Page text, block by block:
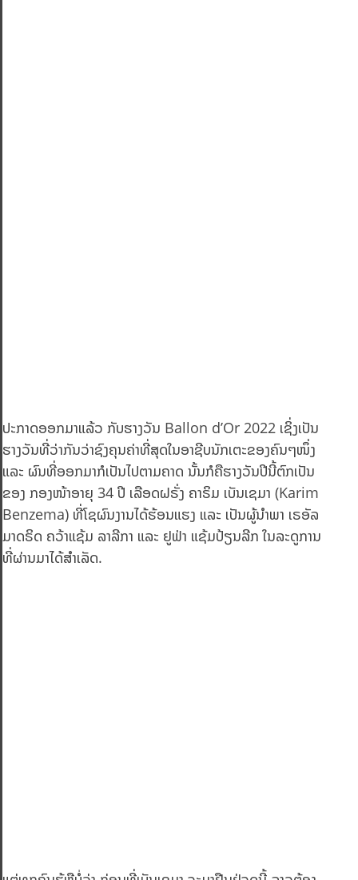
ປະກາດອອກມາແລ້ວ ກັບຮາງວັນ Ballon d’Or 2022 ເຊິ່ງເປັນ
ຮາງວັນທີ່ວ່າກັນວ່າຊົງຄຸນຄ່າທີ່ສຸດໃນອາຊີບນັກເຕະຂອງຄົນໆໜຶ່ງ
ແລະ ຜົນທີ່ອອກມາກໍເປັນໄປຕາມຄາດ ນັ້ນກໍຄືຮາງວັນປີນີ້ຕົກເປັນ
ຂອງ ກອງໜ້າອາຍຸ 34 ປີ ເລືອດຝຣັ່ງ ຄາຣິມ ເບັນເຊມາ (Karim
Benzema) ທີ່ໂຊຜົນງານໄດ້ຮ້ອນແຮງ ແລະ ເປັນຜູ້ນຳພາ ເຣອັລ
ມາດຣິດ ຄວ້າແຊ້ມ ລາລີກາ ແລະ ຢູຟ່າ ແຊ້ມປ້ຽນລີກ ໃນລະດູການ
ທີ່ຜ່ານມາໄດ້ສຳເລັດ.